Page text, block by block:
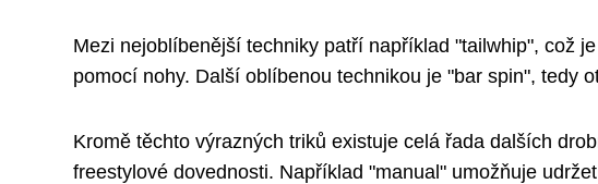
Mezi nejoblíbenější techniky patří například "tailwhip", což
pomocí nohy. Další oblíbenou technikou je "bar spin", tedy
Kromě těchto výrazných triků existuje celá řada dalších
freestylové dovednosti. Například "manual" umožňuje